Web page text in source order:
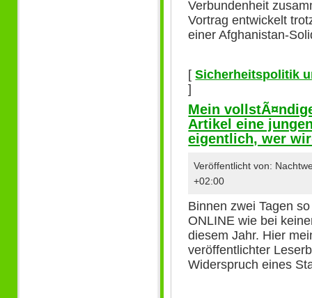
Verbundenheit
Vortrag entwickelt
einer Afghanistan-
[Sicherheitspolitik
]
Mein
Artikel eine
eigentlich, wer
Veröffentlicht von:
+02:00
Binnen zwei Tagen
ONLINE wie bei
diesem Jahr. Hier
veröffentlichter
Widerspruch eines